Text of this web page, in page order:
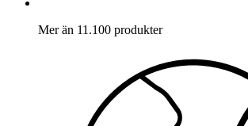
Mer än 11.100 produkter